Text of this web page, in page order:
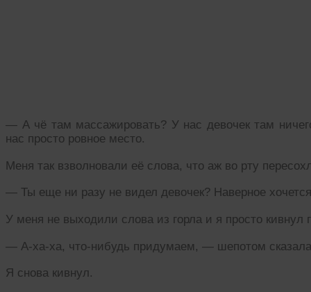
— А чё там массажировать? У нас девочек там
нас просто ровное место.
Меня так взволновали её слова, что аж во рту
— Ты еще ни разу не видел девочек? Наверное
У меня не выходили слова из горла и я просто кивнул
— А-ха-ха, что-нибудь придумаем, — шепотом
Я снова кивнул.